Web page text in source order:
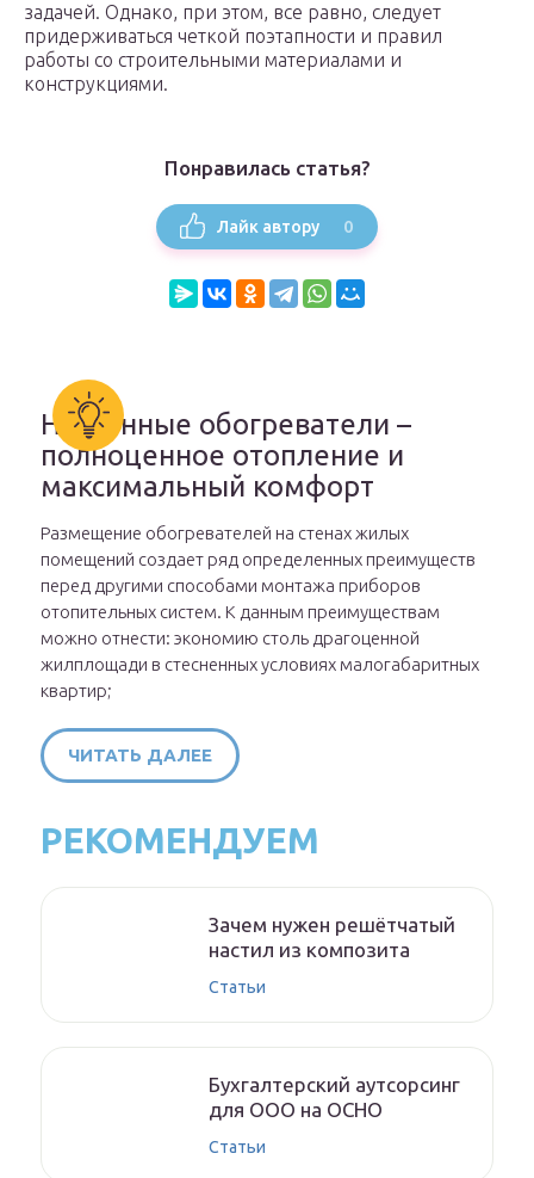
задачей. Однако, при этом, все равно, следует
придерживаться четкой поэтапности и правил
работы со строительными материалами и
конструкциями.
Понравилась статья?
Лайк автору 0
Настенные обогреватели –
полноценное отопление и
максимальный комфорт
Размещение обогревателей на стенах жилых
помещений создает ряд определенных преимуществ
перед другими способами монтажа приборов
отопительных систем. К данным преимуществам
можно отнести: экономию столь драгоценной
жилплощади в стесненных условиях малогабаритных
квартир;
ЧИТАТЬ ДАЛЕЕ
РЕКОМЕНДУЕМ
Зачем нужен решётчатый
настил из композита
Статьи
Бухгалтерский аутсорсинг
для ООО на ОСНО
Статьи